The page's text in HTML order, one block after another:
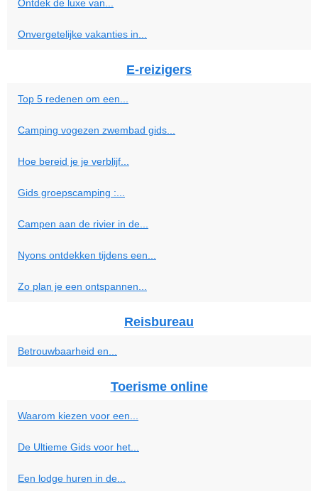
Ontdek de luxe van...
Onvergetelijke vakanties in...
E-reizigers
Top 5 redenen om een...
Camping vogezen zwembad gids...
Hoe bereid je je verblijf...
Gids groepscamping :...
Campen aan de rivier in de...
Nyons ontdekken tijdens een...
Zo plan je een ontspannen...
Reisbureau
Betrouwbaarheid en...
Toerisme online
Waarom kiezen voor een...
De Ultieme Gids voor het...
Een lodge huren in de...